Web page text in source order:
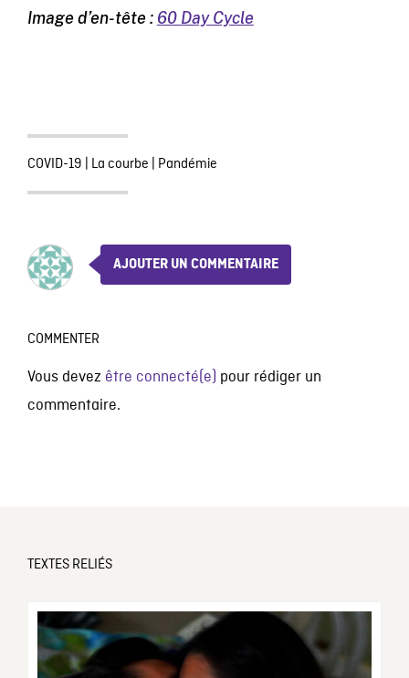
Image d’en-tête : 60 Day Cycle
COVID-19 | La courbe | Pandémie
AJOUTER UN COMMENTAIRE
COMMENTER
Vous devez être connecté(e) pour rédiger un
commentaire.
TEXTES RELIÉS